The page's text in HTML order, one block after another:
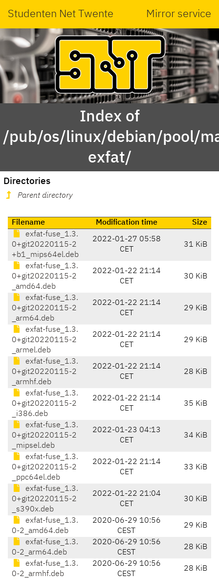
Studenten Net Twente Mirror service
Index of
/pub/os/linux/debian/pool/
exfat/
Directories
Parent directory
Filename Modification time
Size
exfat-fuse_1.3.
0+git20220115-2
+b1_mips64el.deb
2022-01-27 05:58
CET
31 KiB
exfat-fuse_1.3.
0+git20220115-2
_amd64.deb
2022-01-22 21:14
CET
30 KiB
exfat-fuse_1.3.
0+git20220115-2
_arm64.deb
2022-01-22 21:14
CET
29 KiB
exfat-fuse_1.3.
0+git20220115-2
_armel.deb
2022-01-22 21:14
CET
29 KiB
exfat-fuse_1.3.
0+git20220115-2
_armhf.deb
2022-01-22 21:14
CET
28 KiB
exfat-fuse_1.3.
0+git20220115-2
_i386.deb
2022-01-22 21:14
CET
35 KiB
exfat-fuse_1.3.
0+git20220115-2
_mipsel.deb
2022-01-23 04:13
CET
34 KiB
exfat-fuse_1.3.
0+git20220115-2
_ppc64el.deb
2022-01-22 21:14
CET
33 KiB
exfat-fuse_1.3.
0+git20220115-2
_s390x.deb
2022-01-22 21:04
CET
30 KiB
exfat-fuse_1.3.
0-2_amd64.deb
2020-06-29 10:56
CEST
29 KiB
exfat-fuse_1.3.
0-2_arm64.deb
2020-06-29 10:56
CEST
28 KiB
exfat-fuse_1.3.
0-2_armhf.deb
2020-06-29 10:56
CEST
28 KiB